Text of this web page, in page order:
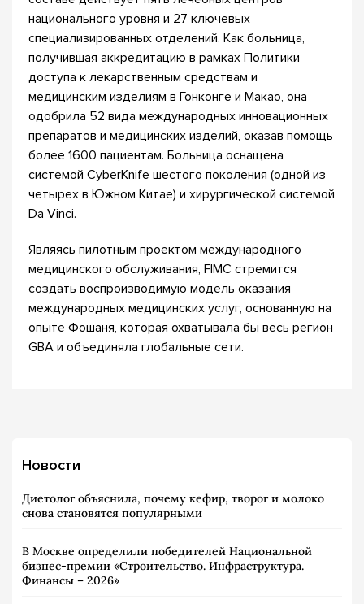
национального уровня и 27 ключевых
специализированных отделений. Как больница,
получившая аккредитацию в рамках Политики
доступа к лекарственным средствам и
медицинским изделиям в Гонконге и Макао, она
одобрила 52 вида международных инновационных
препаратов и медицинских изделий, оказав помощь
более 1600 пациентам. Больница оснащена
системой CyberKnife шестого поколения (одной из
четырех в Южном Китае) и хирургической системой
Da Vinci.
Являясь пилотным проектом международного
медицинского обслуживания, FIMC стремится
создать воспроизводимую модель оказания
международных медицинских услуг, основанную на
опыте Фошаня, которая охватывала бы весь регион
GBA и объединяла глобальные сети.
Новости
Диетолог объяснила, почему кефир, творог и молоко
снова становятся популярными
В Москве определили победителей Национальной
бизнес-премии «Строительство. Инфраструктура.
Финансы – 2026»